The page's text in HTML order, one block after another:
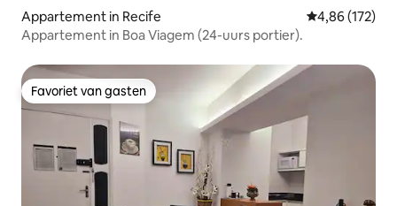
Appartement in Recife Gemiddelde
4,86 (172)
Appartement in Boa Viagem (24-uurs portier).
Favoriet van gasten
Favoriet van gasten